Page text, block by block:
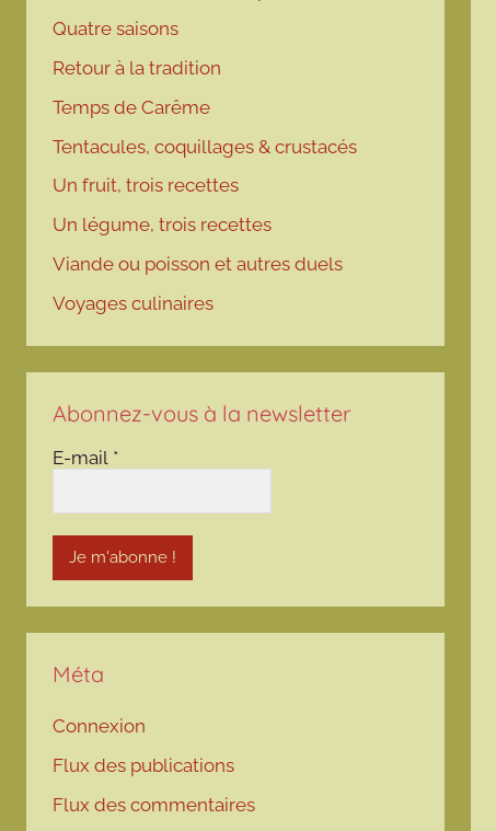
Quatre saisons
Retour à la tradition
Temps de Carême
Tentacules, coquillages & crustacés
Un fruit, trois recettes
Un légume, trois recettes
Viande ou poisson et autres duels
Voyages culinaires
Abonnez-vous à la newsletter
E-mail *
Méta
Connexion
Flux des publications
Flux des commentaires